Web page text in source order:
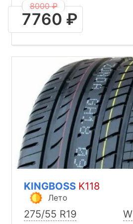
8000 ₽
7760 ₽
KINGBOSS K118
Лето
275/55 R19 W